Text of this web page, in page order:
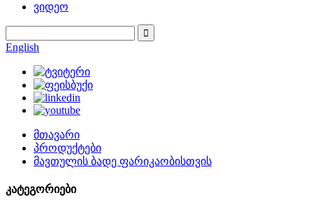
ვიდეო
English
მთავარი
პროდუქტები
მავთულის ბადე ფარიკაობისთვის
კატეგორიები